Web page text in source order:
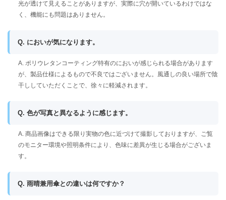
光が透けて見えることがありますが、実際に穴が開いているわけではな
く、機能にも問題はありません。
Q. においが気になります。
A. ポリウレタンコーティング特有のにおいが感じられる場合があります
が、製品仕様によるもので不良ではございません。風通しの良い場所で陰
干ししていただくことで、徐々に軽減されます。
Q. 色が写真と異なるように感じます。
A. 商品画像はできる限り実物の色に近づけて撮影しておりますが、ご覧
のモニター環境や照明条件により、色味に差異が生じる場合がございま
す。
Q. 雨晴兼用傘との違いは何ですか？